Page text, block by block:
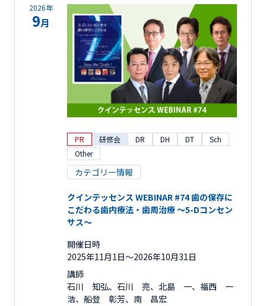
2026年
9月
PR 研修会 DR DH DT
Sch
Other
カテゴリー情報
クインテッセンス WEBINAR #74 歯の保存に
こだわる歯内療法・歯周治療 ～5-Dコンセン
サス～
開催日時
2025年11月1日〜2026年10月31日
講師
石川 知弘、石川 亮、北島 一、福西 一
浩、船登 彰芳、南 昌宏